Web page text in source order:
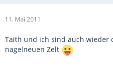
11. Mai 2011
Taith und ich sind auch wieder
nagelneuen Zelt